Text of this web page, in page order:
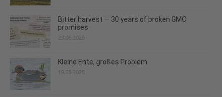
Bitter harvest — 30 years of broken GMO
promises
23.06.2025
Kleine Ente, großes Problem
19.03.2025